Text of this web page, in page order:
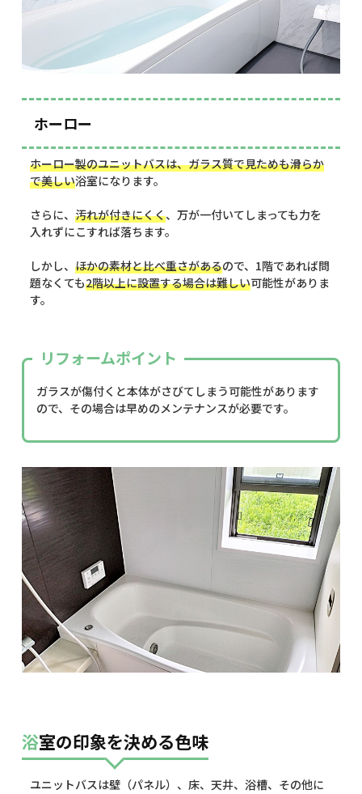
ホーロー
ホーロー製のユニットバスは、ガラス質で見ためも滑らか
で美しい浴室になります。
さらに、 汚れが付きにくく、万が一付いてしまっても力を
入れずにこすれば落ちます。
しかし、 ほかの素材と比べ重さがあるので、1階であれば問
題なくても2階以上に設置する場合は難しい可能性がありま
す。
リフォームポイント
ガラスが傷付くと本体がさびてしまう可能性があります
ので、その場合は早めのメンテナンスが必要です。
浴室の印象を決める色味
ユニットバスは壁（パネル）、床、天井、浴槽、その他に